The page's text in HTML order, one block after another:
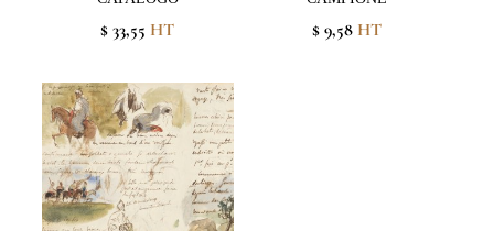
$ 33,55 HT $ 9,58HT